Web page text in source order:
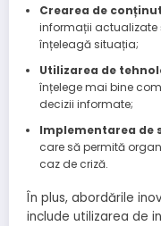
Crearea de
informații actualizate
înțeleagă situația;
Utilizarea de
înțelege mai bine
decizii informate;
Implementarea de
care să permită
caz de criză.
În plus, abordările
include utilizarea de